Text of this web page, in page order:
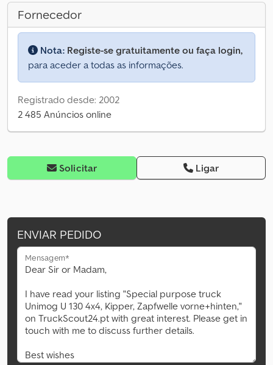
Fornecedor
Nota: Registe-se gratuitamente ou faça login,
para aceder a todas as informações.
Registrado desde: 2002
2 485 Anúncios online
Solicitar Ligar
ENVIAR PEDIDO
Mensagem*